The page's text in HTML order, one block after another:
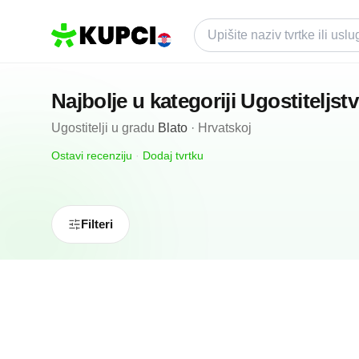
Najbolje u kategoriji
Ugostitelji u gradu Blato · Hrvatskoj
Ostavi recenziju · Dodaj tvrtku
Filteri